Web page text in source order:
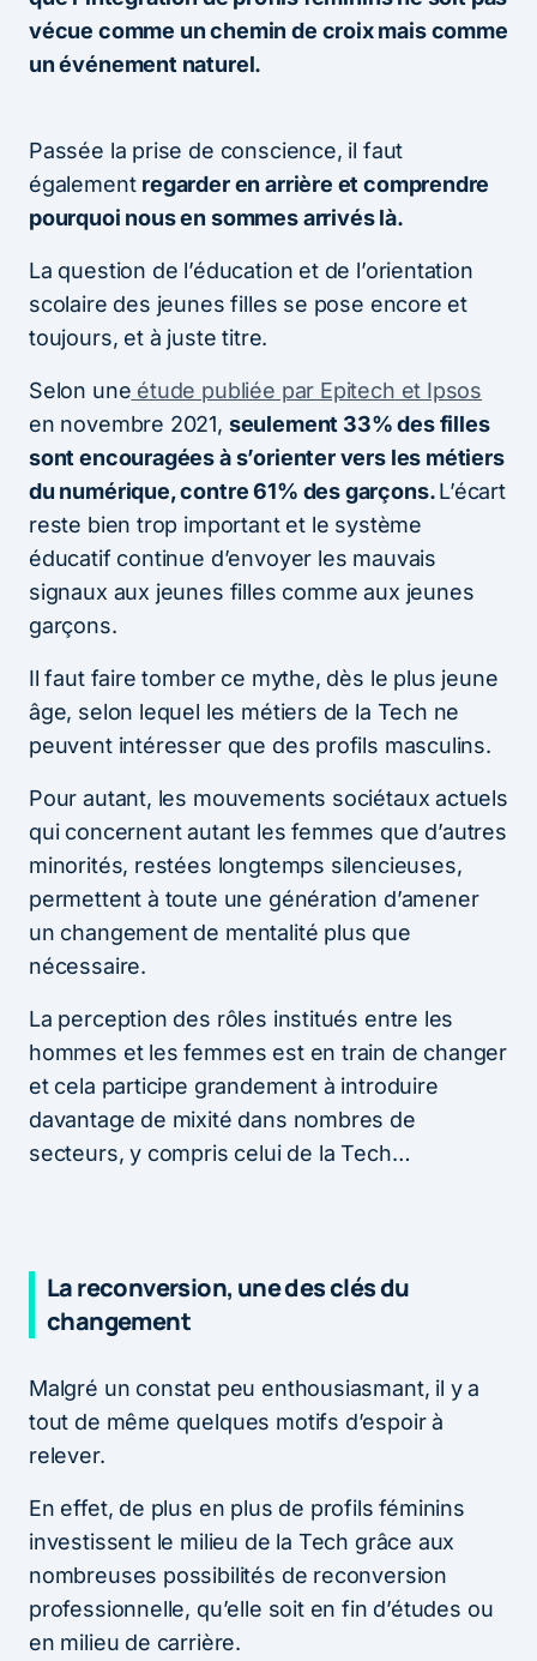
vécue comme un chemin de croix mais comme
un événement naturel.
Passée la prise de conscience, il faut
également regarder en arrière et comprendre
pourquoi nous en sommes arrivés là.
La question de l’éducation et de l’orientation
scolaire des jeunes filles se pose encore et
toujours, et à juste titre.
Selon une étude publiée par Epitech et Ipsos
en novembre 2021, seulement 33% des filles
sont encouragées à s’orienter vers les métiers
du numérique, contre 61% des garçons.L’écart
reste bien trop important et le système
éducatif continue d’envoyer les mauvais
signaux aux jeunes filles comme aux jeunes
garçons.
Il faut faire tomber ce mythe, dès le plus jeune
âge, selon lequel les métiers de la Tech ne
peuvent intéresser que des profils masculins.
Pour autant, les mouvements sociétaux actuels
qui concernent autant les femmes que d’autres
minorités, restées longtemps silencieuses,
permettent à toute une génération d’amener
un changement de mentalité plus que
nécessaire.
La perception des rôles institués entre les
hommes et les femmes est en train de changer
et cela participe grandement à introduire
davantage de mixité dans nombres de
secteurs, y compris celui de la Tech…
La reconversion, une des clés du
changement
Malgré un constat peu enthousiasmant, il y a
tout de même quelques motifs d’espoir à
relever.
En effet, de plus en plus de profils féminins
investissent le milieu de la Tech grâce aux
nombreuses possibilités de reconversion
professionnelle, qu’elle soit en fin d’études ou
en milieu de carrière.